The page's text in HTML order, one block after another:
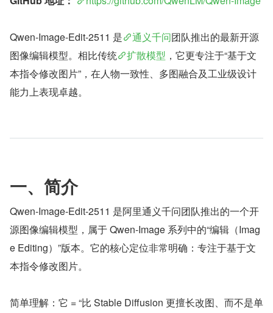
Qwen-Image-Edit-2511 是 通义千问团队推出的最新开源
图像编辑模型。相比传统
扩散模型 ，它更专注于“基于文
本指令修改图片”，在人物一致性、多图融合及工业级设计
能力上表现卓越。
一、简介
Qwen-Image-Edit-2511 是阿里通义千问团队推出的一个开
源图像编辑模型，属于 Qwen-Image 系列中的“编辑（Imag
e Editing）”版本。它的核心定位非常明确：专注于基于文
本指令修改图片。
简单理解：它 = “比 Stable Diffusion 更擅长改图、而不是单